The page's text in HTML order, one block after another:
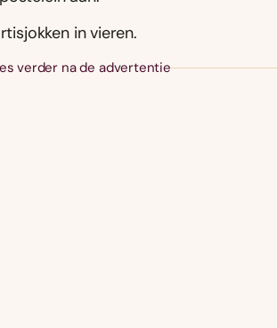
in vieren.
verder na de advertentie